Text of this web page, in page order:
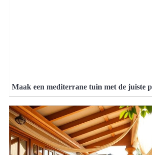
Maak een mediterrane tuin met de juiste